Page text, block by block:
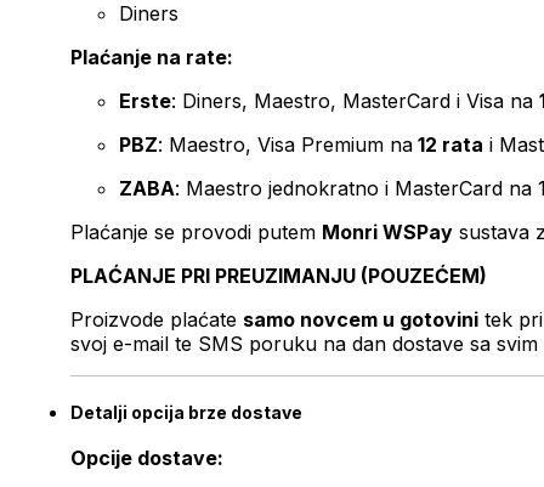
Diners
Plaćanje na rate:
Erste: Diners, Maestro, MasterCard i Visa na
PBZ: Maestro, Visa Premium na 12 rata i
ZABA: Maestro jednokratno i MasterCard na
Plaćanje se provodi putem Monri WSPay sustava
PLAĆANJE PRI PREUZIMANJU (POUZEĆEM)
Proizvode plaćate samo novcem u gotovini tek
svoj e-mail te SMS poruku na dan dostave sa svim
Detalji opcija brze dostave
Opcije dostave: